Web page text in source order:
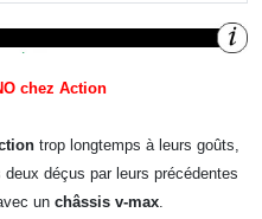
chez Action
trop longtemps à leurs goûts,
déçus par leurs précédentes
un châssis v-max.